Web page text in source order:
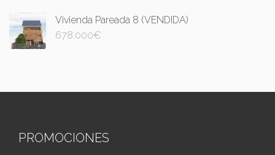
Vivienda Pareada 8 (VENDIDA)
678.000€
PROMOCIONES